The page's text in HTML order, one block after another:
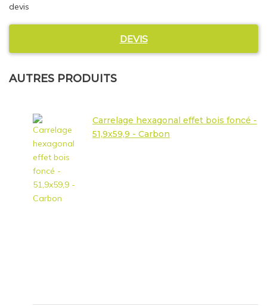
devis
DEVIS
AUTRES PRODUITS
Carrelage hexagonal effet bois foncé -
51,9x59,9 - Carbon